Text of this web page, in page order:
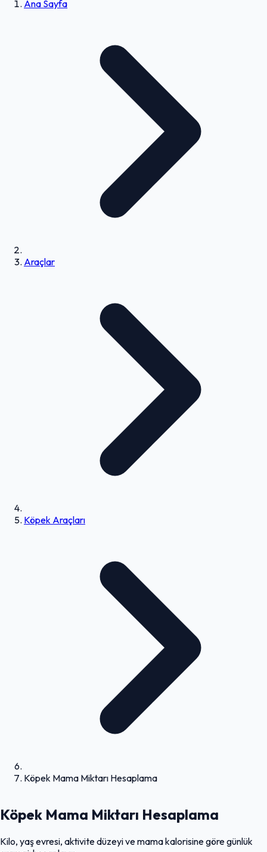
Ana Sayfa
Araçlar
Köpek Araçları
Köpek Mama Miktarı Hesaplama
Köpek Mama Miktarı Hesaplama
Kilo, yaş evresi, aktivite düzeyi ve mama kalorisine göre günlük